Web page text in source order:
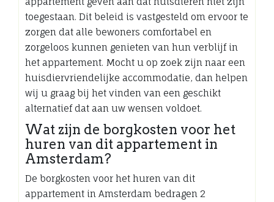
toegestaan. Dit beleid is vastgesteld om ervoor te
zorgen dat alle bewoners comfortabel en
zorgeloos kunnen genieten van hun verblijf in
het appartement. Mocht u op zoek zijn naar een
huisdiervriendelijke accommodatie, dan helpen
wij u graag bij het vinden van een geschikt
alternatief dat aan uw wensen voldoet.
Wat zijn de borgkosten voor het
huren van dit appartement in
Amsterdam?
De borgkosten voor het huren van dit
appartement in Amsterdam bedragen 2